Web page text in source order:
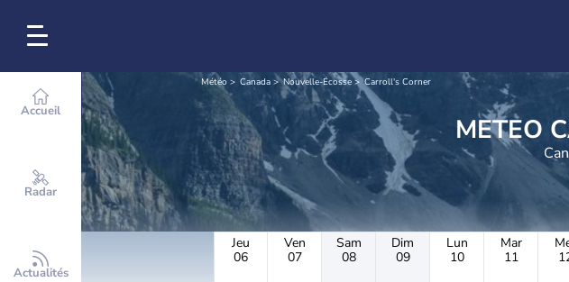
Accueil
Radar
Actualités
Météo Canada Nouvelle-Écosse Carroll's Corner
Jeu
06
Ven
07
Sam
08
Dim
09
Lun
10
Mar
11